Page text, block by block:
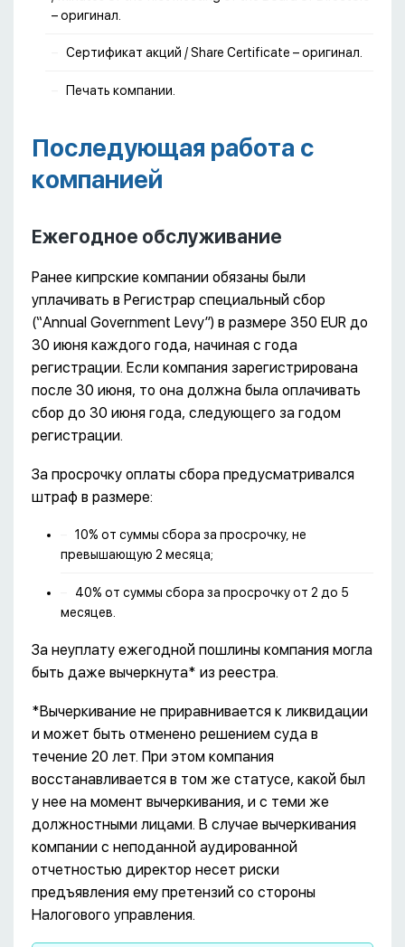
– оригинал.
Сертификат акций / Share Certificate – оригинал.
Печать компании.
Последующая работа с
компанией
Ежегодное обслуживание
Ранее кипрские компании обязаны были
уплачивать в Регистрар специальный сбор
(“Annual Government Levy”) в размере 350 EUR до
30 июня каждого года, начиная с года
регистрации. Если компания зарегистрирована
после 30 июня, то она должна была оплачивать
сбор до 30 июня года, следующего за годом
регистрации.
За просрочку оплаты сбора предусматривался
штраф в размере:
10% от суммы сбора за просрочку, не
превышающую 2 месяца;
40% от суммы сбора за просрочку от 2 до 5
месяцев.
За неуплату ежегодной пошлины компания могла
быть даже вычеркнута* из реестра.
*Вычеркивание не приравнивается к ликвидации
и может быть отменено решением суда в
течение 20 лет. При этом компания
восстанавливается в том же статусе, какой был
у нее на момент вычеркивания, и с теми же
должностными лицами. В случае вычеркивания
компании с неподанной аудированной
отчетностью директор несет риски
предъявления ему претензий со стороны
Налогового управления.